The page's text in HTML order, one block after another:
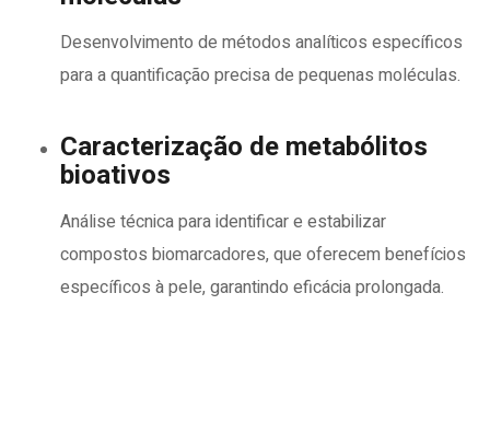
Desenvolvimento de métodos analíticos específicos
para a quantificação precisa de pequenas moléculas.
Caracterização de metabólitos
bioativos
Análise técnica para identificar e estabilizar
compostos biomarcadores, que oferecem benefícios
específicos à pele, garantindo eficácia prolongada.